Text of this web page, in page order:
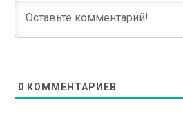
0 КОММЕНТАРИЕВ